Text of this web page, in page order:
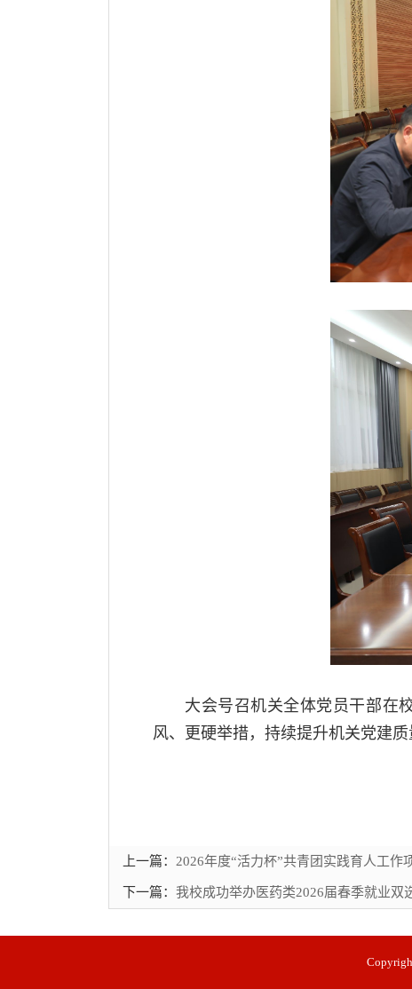
大会号召机关全体党员干部在
风、更硬举措，持续提升机关党建
上一篇： 2026年度“活力杯”共青团实践育人工作
下一篇： 我校成功举办医药类2026届春季就业双